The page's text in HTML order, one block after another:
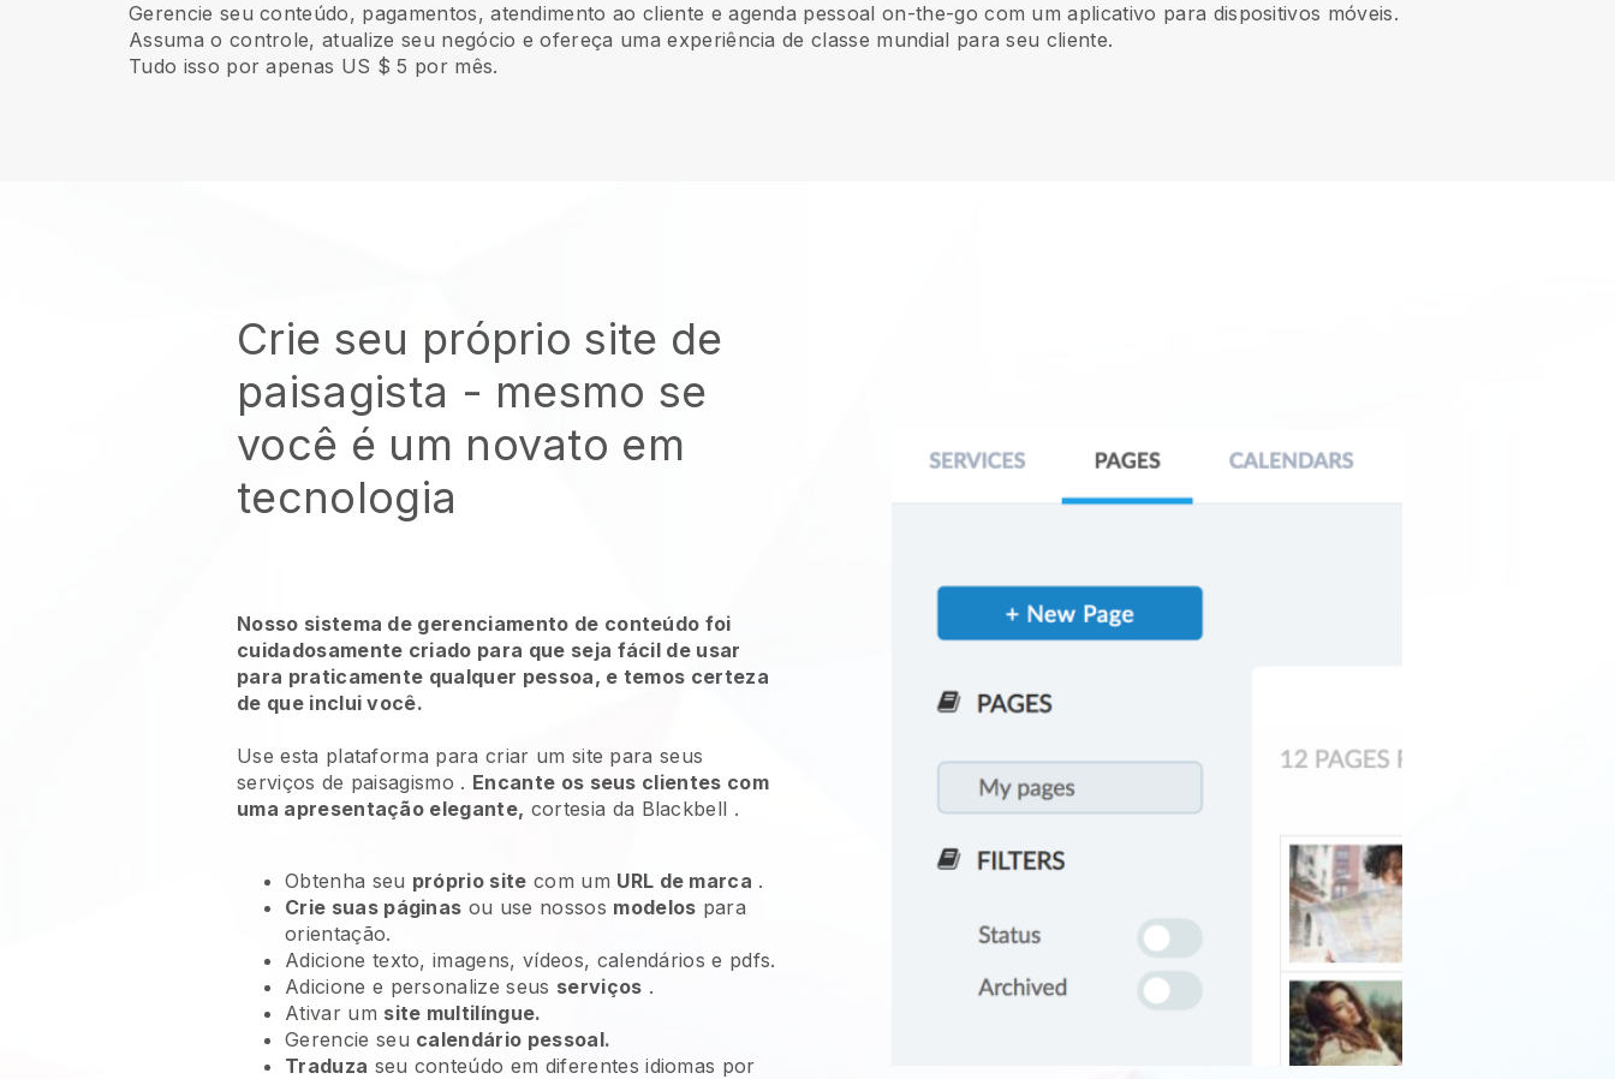
Gerencie seu conteúdo, pagamentos, atendimento ao cliente e agenda pessoal on-the-go com um aplicativo para dispositivos móveis.
Assuma o controle, atualize seu negócio e ofereça uma experiência de classe mundial para seu cliente.
Tudo isso por apenas US $ 5 por mês.
Crie seu próprio site de
paisagista - mesmo se
você é um novato em
tecnologia
Nosso sistema de gerenciamento de conteúdo foi
cuidadosamente criado para que seja fácil de usar
para praticamente qualquer pessoa, e temos certeza
de que inclui você.
Use esta plataforma para criar um site paraseus
serviços de paisagismo . Encante os seus clientes com
uma apresentação elegante, cortesia da Blackbell .
Obtenha seu próprio site com um URL de marca .
Crie suas páginas ou use nossos modelos para
orientação.
Adicione texto, imagens, vídeos, calendários e pdfs.
Adicione e personalize seus serviços .
Ativar um site multilíngue.
Gerencie seu calendário pessoal.
Traduza seu conteúdo em diferentes idiomas por